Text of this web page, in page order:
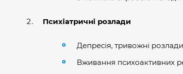
Психіатричні розлади
Депресія, тривожні
Вживання психоактивних